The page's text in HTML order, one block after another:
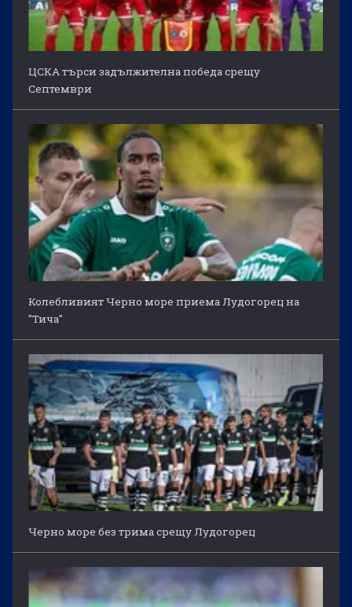
ЦСКА търси задължителна победа срещу
Септември
Колебливият Черно море приема Лудогорец на
"Тича"
Черно море без трима срещу Лудогорец